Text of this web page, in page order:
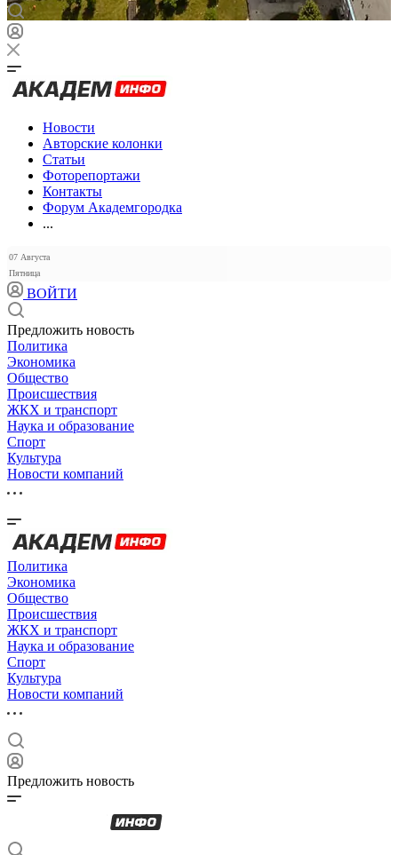
Новости
Авторские колонки
Статьи
Фоторепортажи
Контакты
Форум Академгородка
...
07 Августа
Пятница
ВОЙТИ
Предложить новость
Политика
Экономика
Общество
Происшествия
ЖКХ и транспорт
Наука и образование
Спорт
Культура
Новости компаний
Политика
Экономика
Общество
Происшествия
ЖКХ и транспорт
Наука и образование
Спорт
Культура
Новости компаний
Предложить новость